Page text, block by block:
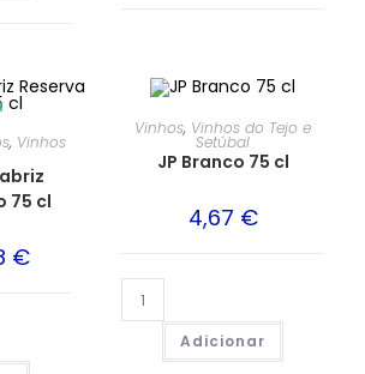
, Vinhos
75 cl
€
Vinhos, Vinhos do Tejo e
Setúbal
JP Branco 75 cl
4,67 €
Adicionar